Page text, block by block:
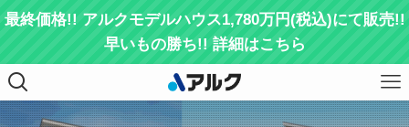
最終価格!! アルクモデルハウス1,780万円(税込)にて販売!!
早いもの勝ち!! 詳細はこちら